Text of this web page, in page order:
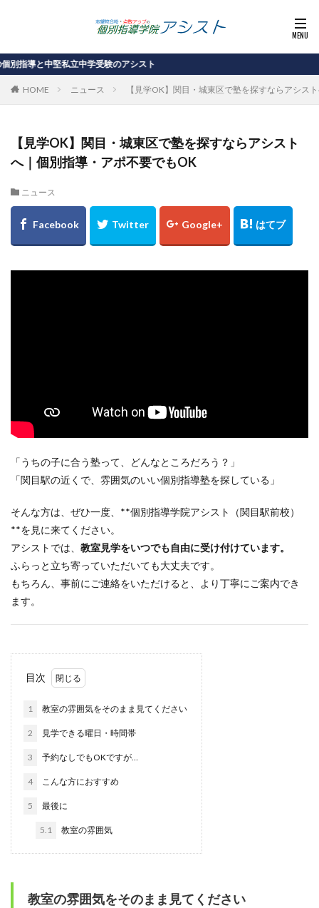
中堅私立中学受験のアシスト
HOME ニュース 【見学OK】関目・城東区で塾を探すならアシス
【見学OK】関目・城東区で塾を探すならアシスト
へ｜個別指導・アポ不要でもOK
ニュース
「うちの子に合う塾って、どんなところだろう？」
「関目駅の近くで、雰囲気のいい個別指導塾を探している」
そんな方は、ぜひ一度、**個別指導学院アシスト（関目駅前校）
**を見に来てください。
アシストでは、 教室見学をいつでも自由に受け付けています。
ふらっと立ち寄っていただいても大丈夫です。
もちろん、事前にご連絡をいただけると、より丁寧にご案内でき
ます。
目次
1 教室の雰囲気をそのまま見てください
2 見学できる曜日・時間帯
3 予約なしでもOKですが…
4 こんな方におすすめ
5 最後に
5.1 教室の雰囲気
教室の雰囲気をそのまま見てください